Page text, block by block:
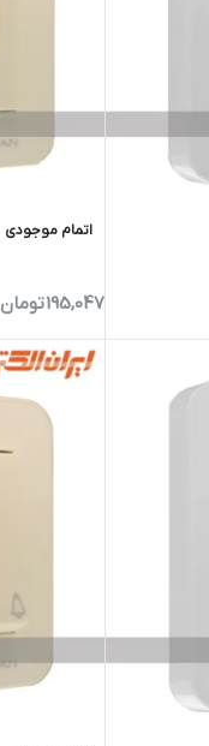
اتمام موجودی
195,047تومان